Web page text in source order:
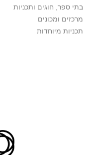
בתי ספר, חוגים ותכניות
מרכזים ומכונים
תכניות מיוחדות